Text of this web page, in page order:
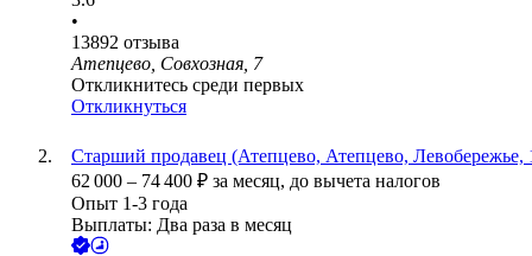
•
13892 отзыва
Атепцево, Совхозная, 7
Откликнитесь среди первых
Откликнуться
Старший продавец (Атепцево, Атепцево, Левобережье,
62 000 – 74 400 ₽ за месяц, до вычета налогов
Опыт 1-3 года
Выплаты: Два раза в месяц